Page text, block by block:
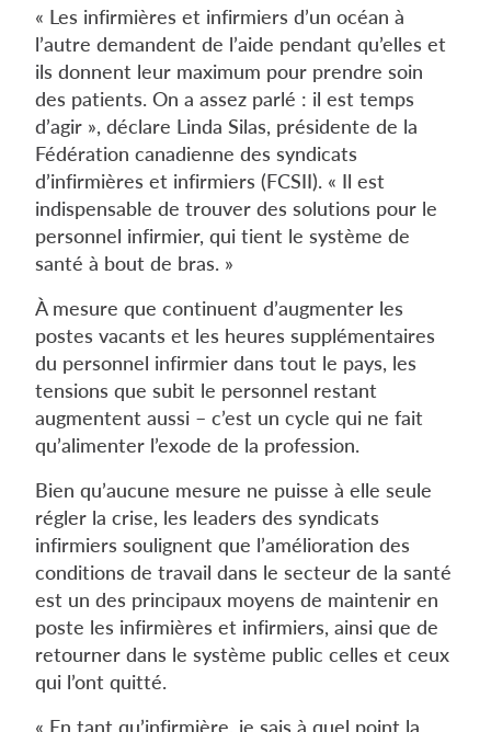
« Les infirmières et infirmiers d’un océan à
l’autre demandent de l’aide pendant qu’elles et
ils donnent leur maximum pour prendre soin
des patients. On a assez parlé : il est temps
d’agir », déclare Linda Silas, présidente de la
Fédération canadienne des syndicats
d’infirmières et infirmiers (FCSII). « Il est
indispensable de trouver des solutions pour le
personnel infirmier, qui tient le système de
santé à bout de bras. »
À mesure que continuent d’augmenter les
postes vacants et les heures supplémentaires
du personnel infirmier dans tout le pays, les
tensions que subit le personnel restant
augmentent aussi – c’est un cycle qui ne fait
qu’alimenter l’exode de la profession.
Bien qu’aucune mesure ne puisse à elle seule
régler la crise, les leaders des syndicats
infirmiers soulignent que l’amélioration des
conditions de travail dans le secteur de la santé
est un des principaux moyens de maintenir en
poste les infirmières et infirmiers, ainsi que de
retourner dans le système public celles et ceux
qui l’ont quitté.
« En tant qu’infirmière, je sais à quel point la